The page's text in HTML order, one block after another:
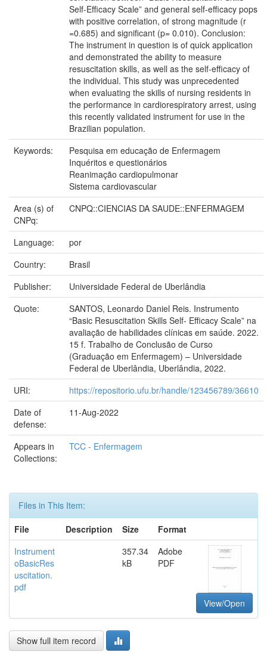
Self-Efficacy Scale” and general self-efficacy pops
with positive correlation, of strong magnitude (r
=0.685) and significant (p= 0.010). Conclusion:
The instrument in question is of quick application
and demonstrated the ability to measure
resuscitation skills, as well as the self-efficacy of
the individual. This study was unprecedented
when evaluating the skills of nursing residents in
the performance in cardiorespiratory arrest, using
this recently validated instrument for use in the
Brazilian population.
Keywords:
Pesquisa em educação de Enfermagem
Inquéritos e questionários
Reanimação cardiopulmonar
Sistema cardiovascular
Area (s) of
CNPq:
CNPQ::CIENCIAS DA SAUDE::ENFERMAGEM
Language:
por
Country:
Brasil
Publisher:
Universidade Federal de Uberlândia
Quote:
SANTOS, Leonardo Daniel Reis. Instrumento
“Basic Resuscitation Skills Self- Efficacy Scale” na
avaliação de habilidades clínicas em saúde. 2022.
15 f. Trabalho de Conclusão de Curso
(Graduação em Enfermagem) – Universidade
Federal de Uberlândia, Uberlândia, 2022.
URI:
https://repositorio.ufu.br/handle/123456789/36610
Date of
defense:
11-Aug-2022
Appears in
Collections:
TCC - Enfermagem
Files in This Item:
File
Description Size
Format
Instrument
oBasicRes
uscitation.
pdf
357.34
kB
Adobe
PDF
View/Open
Show full item record